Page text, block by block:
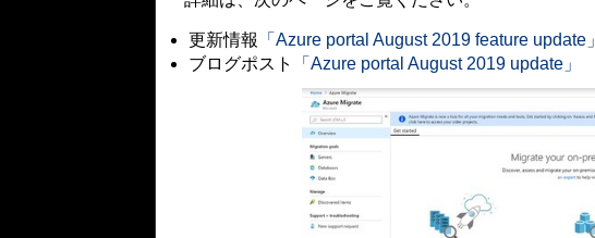
更新情報 「Azure portal August 2019 feature update」
ブログポスト
「Azure portal August 2019 update」